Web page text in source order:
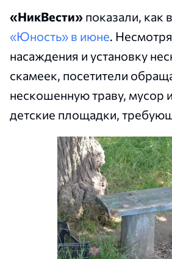
«НикВести» показали, как
«Юность» в июне.
насаждения и установку
скамеек, посетители
нескошенную траву, мусор
детские площадки,